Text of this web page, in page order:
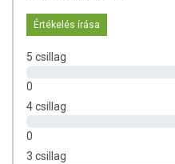
javasoljuk, hogy a
marad.
Összetevők:
Gluténmentes, vegán
Értékelés írása
5 csillag
0
4 csillag
0
3 csillag